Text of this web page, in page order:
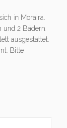
in Moraira.
2 Bädern.
ausgestattet.
Bitte